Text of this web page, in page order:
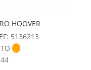
HOOVER
5136213